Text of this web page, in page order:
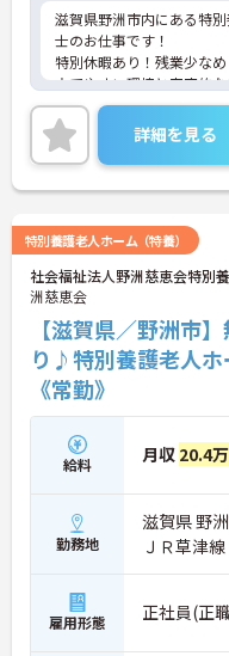
グループホームならでは
・日常生活を支える介護
・利用者様との距離が近
・レクリエーション企画
・個別性を大切にした支
→ じっくり関わる介護を
滋賀県野洲市内にある特
士のお仕事です！
特別休暇あり！残業少な
立てやすい環境と家庭的
す！
ご興味ある方には、面接の
細をお話致しますのでお
詳細を見る
特別養護老人ホーム（特養）
社会福祉法人野洲慈恵会特別
洲慈恵会
【滋賀県／野洲市
り♪特別養護老人ホ
《常勤》
給料 月収 20.4
勤務地
滋賀県 野
ＪＲ草津
雇用形態 正社員(正